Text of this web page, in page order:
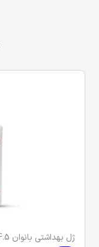
ژل بهداشتی بانوان ph4.5 (روزانه) بدون سولفات و پارابن اریس